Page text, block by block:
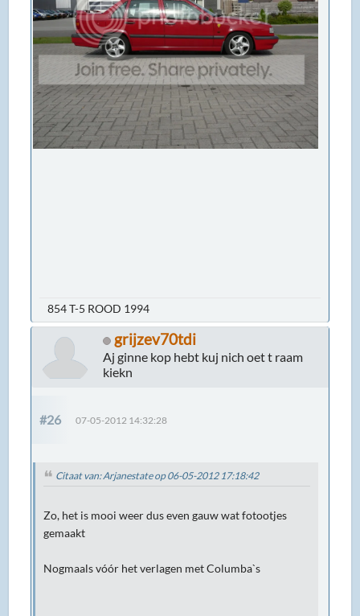
854 T-5 ROOD 1994
grijzev70tdi
Aj ginne kop hebt kuj nich oet t raam
kiekn
#26 07-05-2012 14:32:28
Citaat van: Arjanestate op 06-05-2012 17:18:42
Zo, het is mooi weer dus even gauw wat fotootjes
gemaakt
Nogmaals vóór het verlagen met Columba`s